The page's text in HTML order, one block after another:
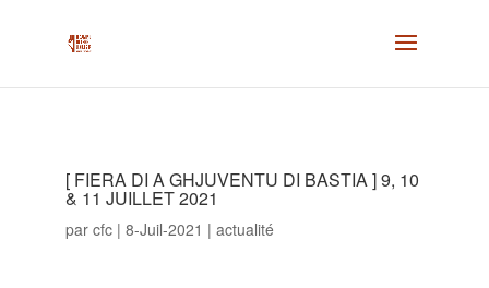
[ FIERA DI A GHJUVENTU DI BASTIA ] 9, 10
& 11 JUILLET 2021
par cfc| 8-Juil-2021 | actualité